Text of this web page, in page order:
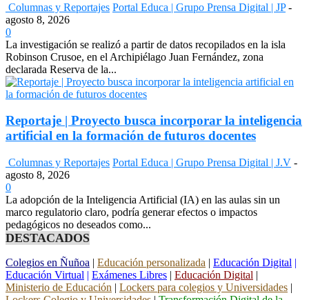
Columnas y Reportajes Portal Educa | Grupo Prensa Digital | JP -
agosto 8, 2026
0
La investigación se realizó a partir de datos recopilados en la isla
Robinson Crusoe, en el Archipiélago Juan Fernández, zona
declarada Reserva de la...
Reportaje | Proyecto busca incorporar la inteligencia
artificial en la formación de futuros docentes
Columnas y Reportajes Portal Educa | Grupo Prensa Digital | J.V -
agosto 8, 2026
0
La adopción de la Inteligencia Artificial (IA) en las aulas sin un
marco regulatorio claro, podría generar efectos o impactos
pedagógicos no deseados como...
DESTACADOS
Colegios en Ñuñoa | Educación personalizada | Educación Digital |
Educación Virtual | Exámenes Libres | Educación Digital |
Ministerio de Educación | Lockers para colegios y Universidades |